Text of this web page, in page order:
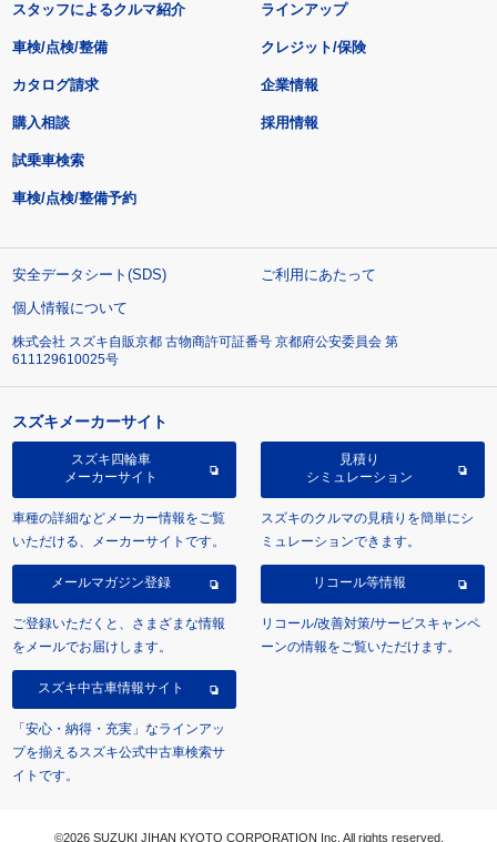
スタッフによるクルマ紹介 ラインアップ
車検/点検/整備 クレジット/保険
カタログ請求
購入相談
試乗車検索
車検/点検/整備予約
企業情報
採用情報
安全データシート(SDS)
ご利用にあたって
個人情報について
株式会社 スズキ自販京都 古物商許可証番号 京都府公安委員会 第
611129610025号
スズキメーカーサイト
スズキ四輪車
メーカーサイト
車種の詳細などメーカー情報をご覧
いただける、メーカーサイトです。
見積り
シミュレーション
スズキのクルマの見積りを簡単にシ
ミュレーションできます。
メールマガジン登録
ご登録いただくと、さまざまな情報
をメールでお届けします。
リコール等情報
リコール/改善対策/サービスキャンペ
ーンの情報をご覧いただけます。
スズキ中古車情報サイト
「安心・納得・充実」なラインアッ
プを揃えるスズキ公式中古車検索サ
イトです。
©2026 SUZUKI JIHAN KYOTO CORPORATION Inc. All rights reserved.